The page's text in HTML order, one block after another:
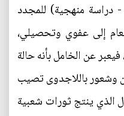
- دراسة منهجية) للمجدد
إلى عفوي وتحصيلي،
عن الخامل بأنه حالة
وشعور باللاجدوى تصيب
الذي ينتج ثورات شعبية